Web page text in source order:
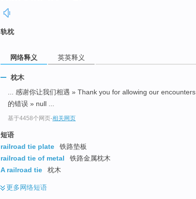
轨枕
网络释义 英英释义
枕木
... 感谢你让我们相遇 » Thank you for allowing our encounters
的错误 » null ...
基于4458个网页-相关网页
短语
railroad tie plate
铁路垫板
railroad tie of metal
铁路金属枕木
A railroad tie
枕木
更多网络短语